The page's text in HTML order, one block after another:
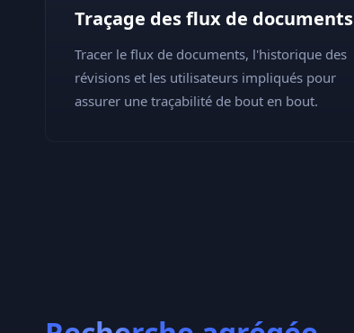
Traçage des flux de documents
Tracer le flux de documents, l'historique des
révisions et les utilisateurs impliqués pour
assurer une traçabilité de bout en bout.